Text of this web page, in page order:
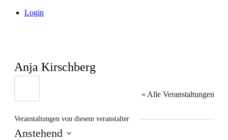
Login
Anja Kirschberg
« Alle Veranstaltungen
Veranstaltungen von diesem veranstalter
Anstehend